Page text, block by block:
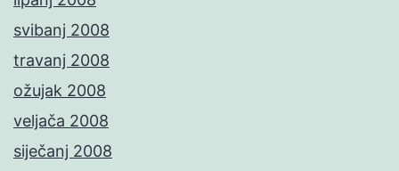
svibanj 2008
travanj 2008
ožujak 2008
veljača 2008
siječanj 2008